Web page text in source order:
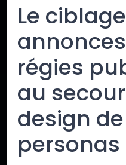
Le
régies
au
design
personas